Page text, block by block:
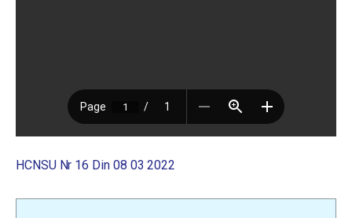
HCNSU Nr 16 Din 08 03 2022